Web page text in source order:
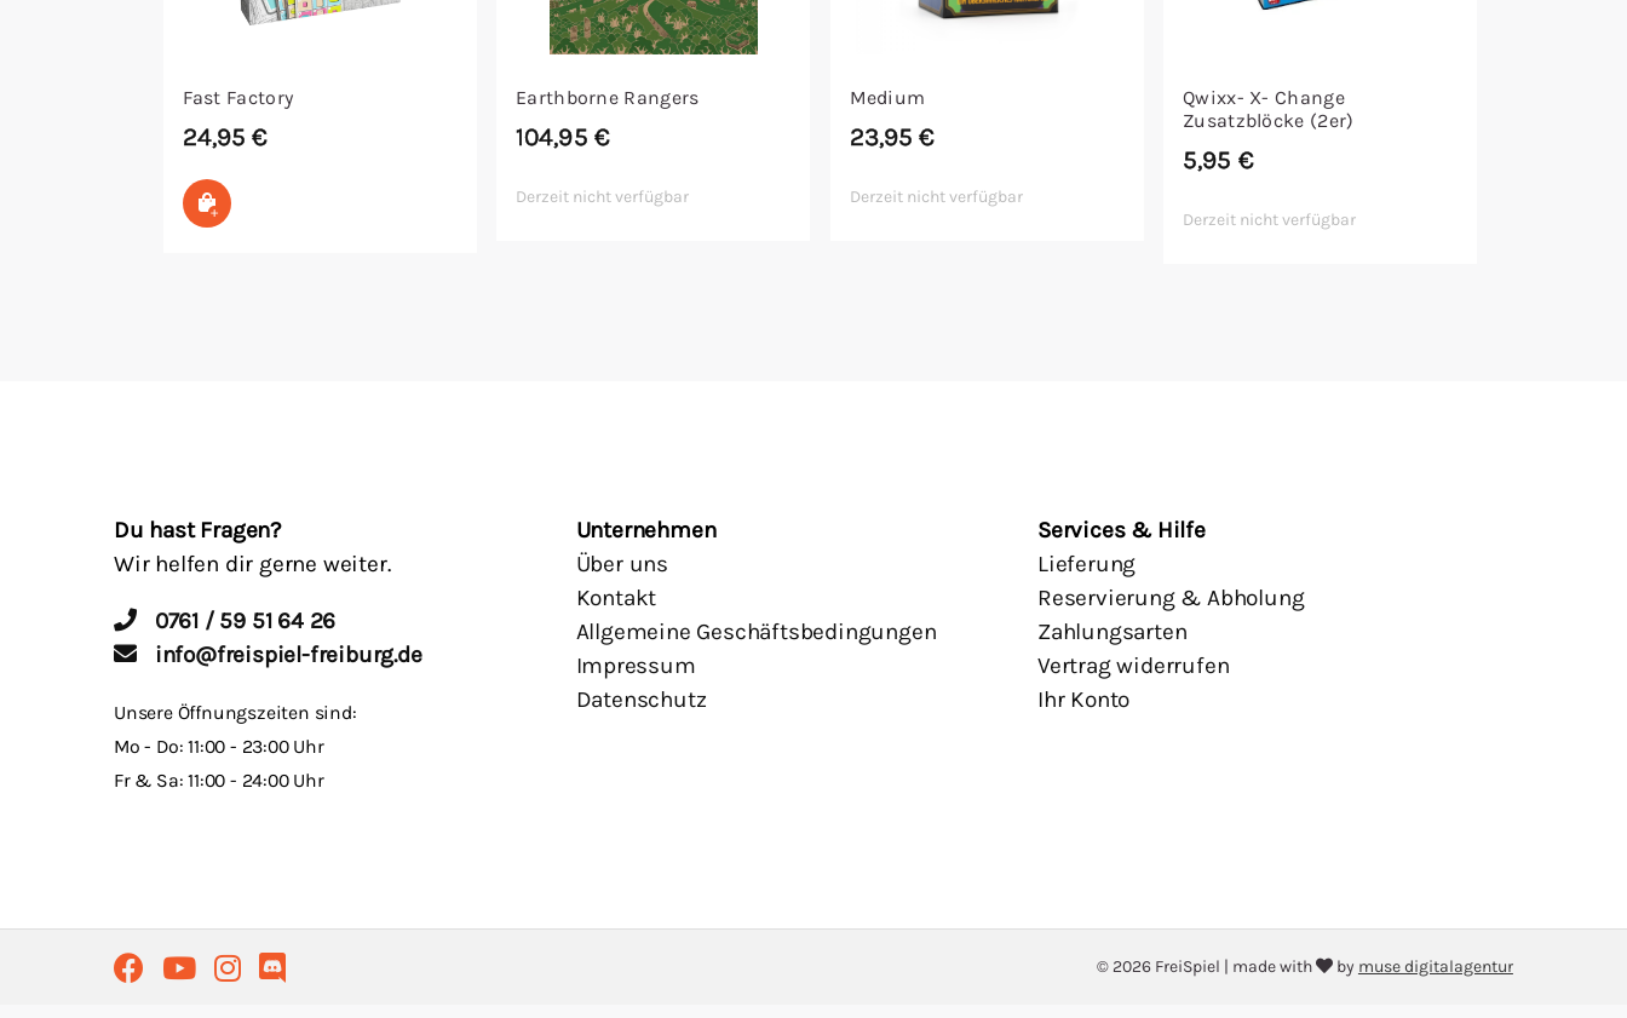
Fast Factory
24,95€
In den Warenkorb
Earthborne Rangers
104,95 €
Derzeit nicht verfügbar
Medium
23,95€
Derzeit nicht verfügbar
Qwixx- X- Change
Zusatzblöcke (2er)
5,95 €
Derzeit nicht verfügbar
Du hast Fragen?
Wir helfen dir gerne weiter.
0761 / 59 51 64 26
info@freispiel-freiburg.de
Unsere Öffnungszeiten sind:
Mo - Do: 11:00 - 23:00 Uhr
Fr & Sa: 11:00 - 24:00 Uhr
Unternehmen
Über uns
Kontakt
Allgemeine Geschäftsbedingungen
Impressum
Datenschutz
Services & Hilfe
Lieferung
Reservierung & Abholung
Zahlungsarten
Vertrag widerrufen
Ihr Konto
© 2026 FreiSpiel | made with by muse digitalagentur